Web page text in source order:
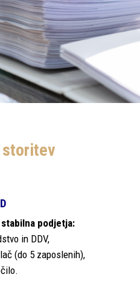
stabilna podjetja:
in DDV,
(do 5 zaposlenih),